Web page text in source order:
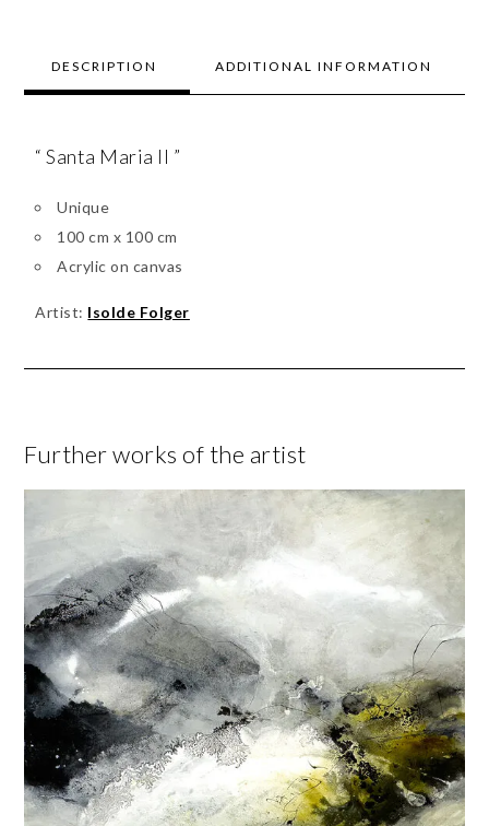
DESCRIPTION ADDITIONAL INFORMATION
“ Santa Maria II ”
Unique
100 cm x 100 cm
Acrylic on canvas
Artist: Isolde Folger
Further works of the artist